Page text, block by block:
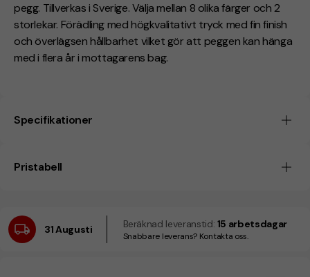
pegg. Tillverkas i Sverige. Välja mellan 8 olika färger och 2
storlekar. Förädling med högkvalitativt tryck med fin finish
och överlägsen hållbarhet vilket gör att peggen kan hänga
med i flera år i mottagarens bag.
Specifikationer
Pristabell
31 Augusti Beräknad leveranstid: 15 arbetsdagar
Snabbare leverans? Kontakta oss.